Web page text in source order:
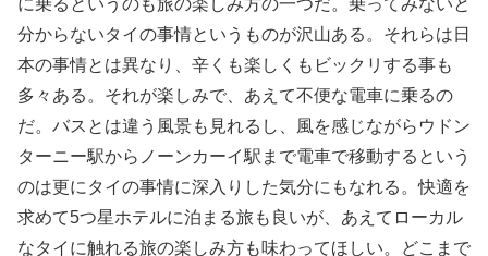
に乗るというのも旅の楽しみ方の一つだ。乗ってみないと
分からないタイの事情というものが沢山ある。それらは日
本の事情とは異なり、辛くも楽しくもビックリする事も
多々ある。それが楽しみで、あえて不便な電車に乗るの
だ。バスとは違う風景も見れるし、風を感じながらウドン
ターニー駅からノーンカーイ駅まで電車で移動するという
のは更にタイの事情に深入りした気分にもなれる。快適を
求めて5つ星ホテルに泊まる旅も良いが、あえてローカル
なタイに触れる旅の楽しみ方も味わってほしい。どこまで